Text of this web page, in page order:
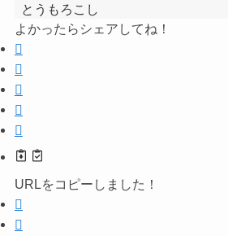
とうもろこし
よかったらシェアしてね！
URLをコピーしました！